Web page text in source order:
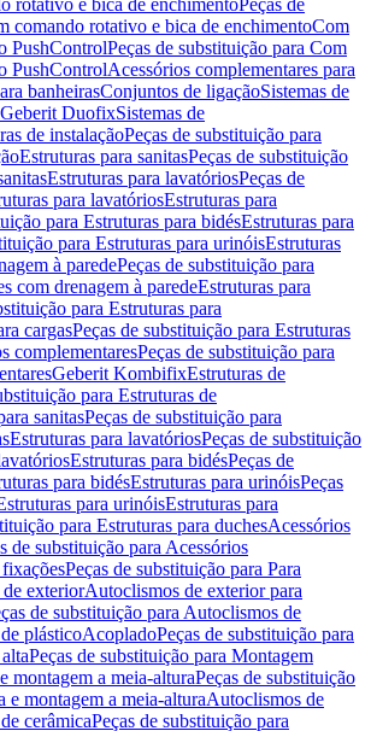
rotativo e bica de enchimentoPeças de
comando rotativo e bica de enchimentoCom
PushControlPeças de substituição para Com
PushControlAcessórios complementares para
banheirasConjuntos de ligaçãoSistemas de
Geberit DuofixSistemas de
de instalaçãoPeças de substituição para
Estruturas para sanitasPeças de substituição
Estruturas para lavatóriosPeças de
para lavatóriosEstruturas para
para Estruturas para bidésEstruturas para
para Estruturas para urinóisEstruturas
à paredePeças de substituição para
com drenagem à paredeEstruturas para
para Estruturas para
cargasPeças de substituição para Estruturas
complementaresPeças de substituição para
Geberit KombifixEstruturas de
para Estruturas de
sanitasPeças de substituição para
Estruturas para lavatóriosPeças de substituição
Estruturas para bidésPeças de
para bidésEstruturas para urinóisPeças
para urinóisEstruturas para
para Estruturas para duchesAcessórios
de substituição para Acessórios
Peças de substituição para Para
exteriorAutoclismos de exterior para
de substituição para Autoclismos de
plásticoAcopladoPeças de substituição para
Peças de substituição para Montagem
montagem a meia-alturaPeças de substituição
e montagem a meia-alturaAutoclismos de
cerâmicaPeças de substituição para